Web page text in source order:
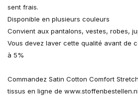
sent frais.
Disponible en plusieurs couleurs
Convient aux pantalons, vestes, robes,
Vous devez laver cette qualité avant de
à 5%
Commandez Satin Cotton Comfort
tissus en ligne de